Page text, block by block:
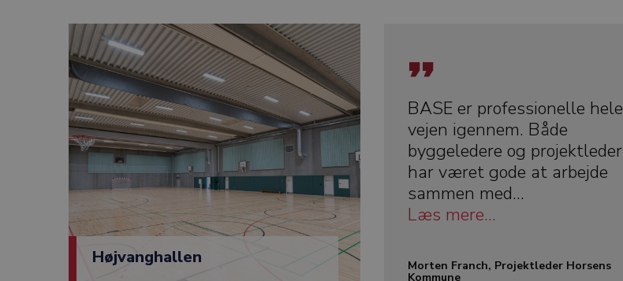
Højvanghallen
BASE er professionelle hele
vejen igennem. Både
byggeledere og projektleder
har været gode at arbejde
sammen med...
Læs mere...
Morten Franch, Projektleder Horsens
Kommune